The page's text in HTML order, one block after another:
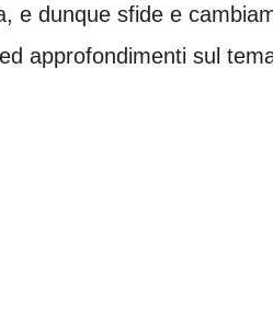
e dunque sfide e
approfondimenti sul